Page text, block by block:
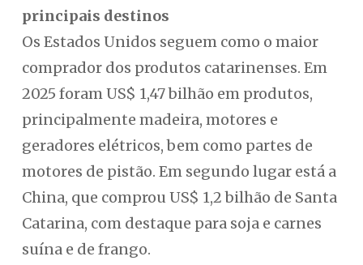
principais destinos
Os Estados Unidos seguem como o maior
comprador dos produtos catarinenses. Em
2025 foram US$ 1,47 bilhão em produtos,
principalmente madeira, motores e
geradores elétricos, bem como partes de
motores de pistão. Em segundo lugar está a
China, que comprou US$ 1,2 bilhão de Santa
Catarina, com destaque para soja e carnes
suína e de frango.